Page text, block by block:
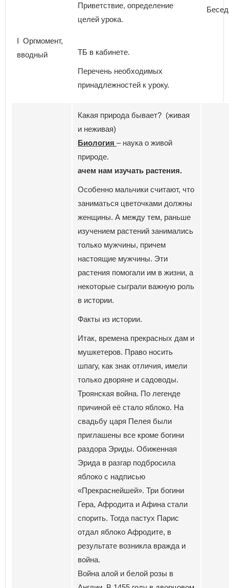
I Оргмомент,
вводный
Приветствие, определение
целей урока.
ТБ в кабинете.
Перечень необходимых
принадлежностей к уроку.
Какая природа бывает? (живая
и неживая)
Биология – наука о живой
природе.
ачем нам изучать растения.
Особенно мальчики считают, что
заниматься цветочками должны
женщины. А между тем, раньше
изучением растений занимались
только мужчины, причем
настоящие мужчины. Эти
растения помогали им в жизни, а
некоторые сыграли важную роль
в истории.
Факты из истории.
Итак, времена прекрасных дам и
мушкетеров. Право носить
шпагу, как знак отличия, имели
только дворяне и садоводы.
Троянская война. По легенде
причиной её стало яблоко. На
свадьбу царя Пелея были
приглашены все кроме богини
раздора Эриды. Обиженная
Эрида в разгар подбросила
яблоко с надписью
«Прекраснейшей». Три богини
Гера, Афродита и Афина стали
спорить. Тогда пастух Парис
отдал яблоко Афродите, в
результате возникла вражда и
война.
Война алой и белой розы в